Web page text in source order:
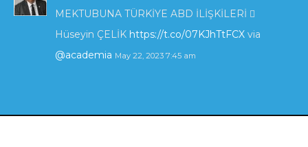
MEKTUBUNA TÜRKİYE ABD İLİŞKİLERİ 
Hüseyin ÇELİK https://t.co/07KJhTtFCX via
@academia May 22, 2023 7:45 am
_İLGİSİ_.pdfhttps://t.co/zTcmJSrl3Ivia